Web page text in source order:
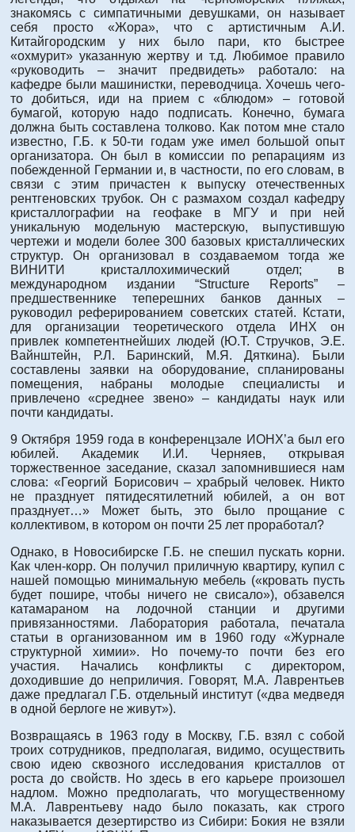
знакомясь с симпатичными девушками, он называет
себя просто «Жора», что с артистичным А.И.
Китайгородским у них было пари, кто быстрее
«охмурит» указанную жертву и т.д. Любимое правило
«руководить – значит предвидеть» работало: на
кафедре были машинистки, переводчица. Хочешь чего-
то добиться, иди на прием с «блюдом» – готовой
бумагой, которую надо подписать. Конечно, бумага
должна быть составлена толково. Как потом мне стало
известно, Г.Б. к 50-ти годам уже имел большой опыт
организатора. Он был в комиссии по репарациям из
побежденной Германии и, в частности, по его словам, в
связи с этим причастен к выпуску отечественных
рентгеновских трубок. Он с размахом создал кафедру
кристаллографии на геофаке в МГУ и при ней
уникальную модельную мастерскую, выпустившую
чертежи и модели более 300 базовых кристаллических
структур. Он организовал в создаваемом тогда же
ВИНИТИ кристаллохимический отдел; в
международном издании “Structure Reports” –
предшественнике теперешних банков данных –
руководил реферированием советских статей. Кстати,
для организации теоретического отдела ИНХ он
привлек компетентнейших людей (Ю.Т. Стручков, Э.Е.
Вайнштейн, Р.Л. Баринский, М.Я. Дяткина). Были
составлены заявки на оборудование, спланированы
помещения, набраны молодые специалисты и
привлечено «среднее звено» – кандидаты наук или
почти кандидаты.
9 Октября 1959 года в конференцзале ИОНХ’а был его
юбилей. Академик И.И. Черняев, открывая
торжественное заседание, сказал запомнившиеся нам
слова: «Георгий Борисович – храбрый человек. Никто
не празднует пятидесятилетний юбилей, а он вот
празднует…» Может быть, это было прощание с
коллективом, в котором он почти 25 лет проработал?
Однако, в Новосибирске Г.Б. не спешил пускать корни.
Как член-корр. Он получил приличную квартиру, купил с
нашей помощью минимальную мебель («кровать пусть
будет пошире, чтобы ничего не свисало»), обзавелся
катамараном на лодочной станции и другими
привязанностями. Лаборатория работала, печатала
статьи в организованном им в 1960 году «Журнале
структурной химии». Но почему-то почти без его
участия. Начались конфликты с директором,
доходившие до неприличия. Говорят, М.А. Лаврентьев
даже предлагал Г.Б. отдельный институт («два медведя
в одной берлоге не живут»).
Возвращаясь в 1963 году в Москву, Г.Б. взял с собой
троих сотрудников, предполагая, видимо, осуществить
свою идею сквозного исследования кристаллов от
роста до свойств. Но здесь в его карьере произошел
надлом. Можно предполагать, что могущественному
М.А. Лаврентьеву надо было показать, как строго
наказывается дезертирство из Сибири: Бокия не взяли